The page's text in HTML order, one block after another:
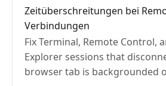
Zeitüberschreitungen bei
Verbindungen
Fix Terminal, Remote Control,
Explorer sessions that
browser tab is backgrounded